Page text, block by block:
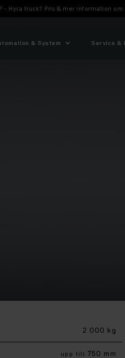
- Hyra truck? Pris & mer information
& System Service &
2 000 kg
upp till 750 mm